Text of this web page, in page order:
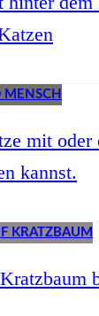
mit oder
kannst.